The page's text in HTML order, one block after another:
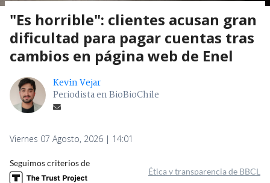
"Es horrible": clientes acusan gran
dificultad para pagar cuentas tras
cambios en página web de Enel
Kevin Vejar
Periodista en BioBioChile
Viernes 07 Agosto, 2026 | 14:01
Seguimos criterios de
Ética y transparencia de BBCL